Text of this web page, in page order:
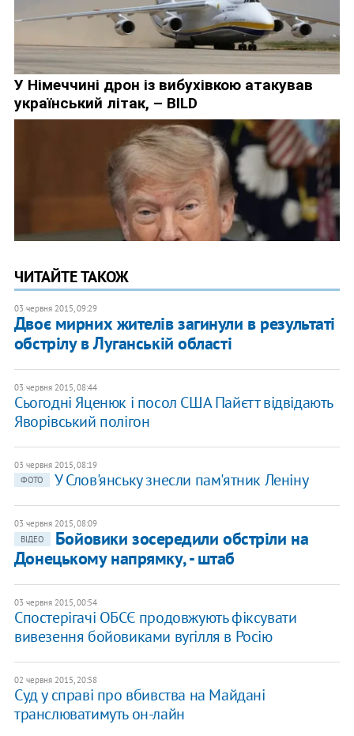
ЧИТАЙТЕ ТАКОЖ
03 червня 2015, 09:29
Двоє мирних жителів загинули в результаті
обстрілу в Луганській області
03 червня 2015, 08:44
Сьогодні Яценюк і посол США Пайєтт відвідають
Яворівський полігон
03 червня 2015, 08:19
ФОТО
У Слов'янську знесли пам'ятник Леніну
03 червня 2015, 08:09
ВІДЕО
Бойовики зосередили обстріли на
Донецькому напрямку, - штаб
03 червня 2015, 00:54
Спостерігачі ОБСЄ продовжують фіксувати
вивезення бойовиками вугілля в Росію
02 червня 2015, 20:58
Суд у справі про вбивства на Майдані
транслюватимуть он-лайн